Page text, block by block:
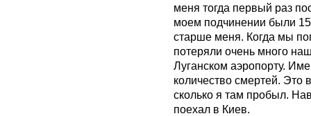
меня тогда первый раз
моем подчинении были
старше меня. Когда мы
потеряли очень много
Луганском аэропорту.
количество смертей.
сколько я там пробыл.
поехал в Киев.